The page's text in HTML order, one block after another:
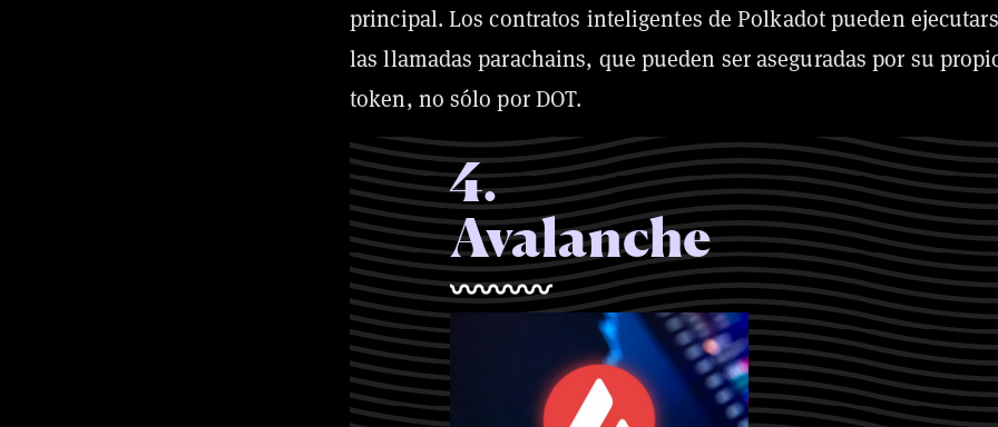
principal. Los contratos inteligentes de Polkadot pueden
las llamadas parachains, que pueden ser aseguradas por su
token, no sólo por DOT.
4.
Avalanche